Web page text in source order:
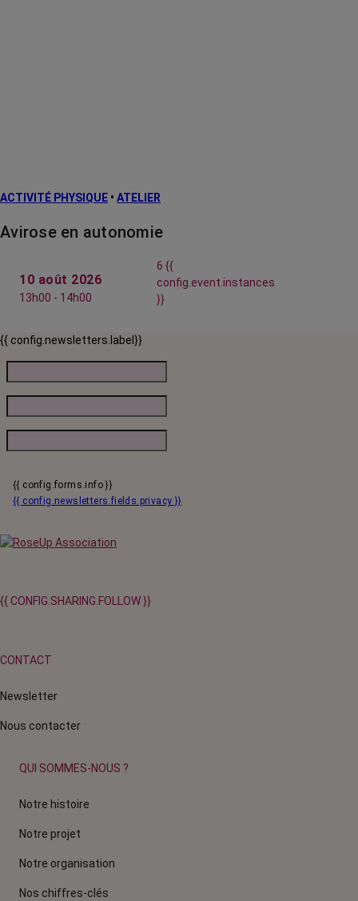
ACTIVITÉ PHYSIQUE • ATELIER
Avirose en autonomie
10 août 2026
13h00 - 14h00
6 {{
config.event.instances
}}
{{ config.newsletters.label}}
{{ config.forms.info }}
{{ config.newsletters.fields.privacy }}
{{ CONFIG.SHARING.FOLLOW }}
CONTACT
Newsletter
Nous contacter
QUI SOMMES-NOUS ?
Notre histoire
Notre projet
Notre organisation
Nos chiffres-clés